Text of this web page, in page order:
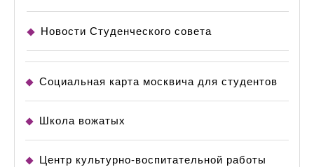
Новости Студенческого совета
Социальная карта москвича для студентов
Школа вожатых
Центр культурно-воспитательной работы